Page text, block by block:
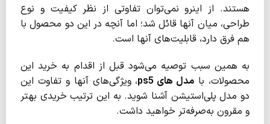
هستند. از اینرو نمی‌توان تفاوتی از نظر کیفیت و نوع
طراحی، میان آنها قائل شد؛ اما آنچه در این دو محصول با
هم فرق دارد، قابلیت‌های آنها است.
به همین سبب توصیه می‌شود قبل از اقدام به خرید این
محصولات، با مدل های ps5، ویژگی‌های آنها و تفاوت این
دو مدل پلی‌استیشن آشنا شوید. به این ترتیب خریدی بهتر
و مقرون به‌صرفه‌تر خواهید داشت.